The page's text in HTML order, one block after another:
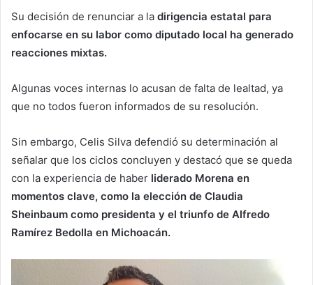
Su decisión de renunciar a la dirigencia estatal para
enfocarse en su labor como diputado local ha generado
reacciones mixtas.
Algunas voces internas lo acusan de falta de lealtad, ya
que no todos fueron informados de su resolución.
Sin embargo, Celis Silva defendió su determinación al
señalar que los ciclos concluyen y destacó que se queda
con la experiencia de haber liderado Morena en
momentos clave, como la elección de Claudia
Sheinbaum como presidenta y el triunfo de Alfredo
Ramírez Bedolla en Michoacán.